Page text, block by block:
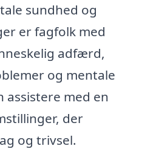
sundhed og
er fagfolk med
adfærd,
og mentale
assistere med en
der
og trivsel.